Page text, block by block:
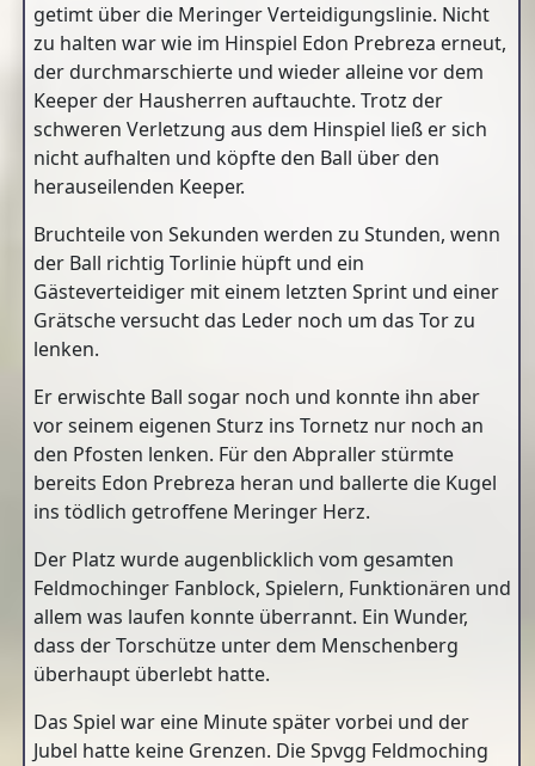
getimt über die Meringer Verteidigungslinie. Nicht
zu halten war wie im Hinspiel Edon Prebreza erneut,
der durchmarschierte und wieder alleine vor dem
Keeper der Hausherren auftauchte. Trotz der
schweren Verletzung aus dem Hinspiel ließ er sich
nicht aufhalten und köpfte den Ball über den
herauseilenden Keeper.
Bruchteile von Sekunden werden zu Stunden, wenn
der Ball richtig Torlinie hüpft und ein
Gästeverteidiger mit einem letzten Sprint und einer
Grätsche versucht das Leder noch um das Tor zu
lenken.
Er erwischte Ball sogar noch und konnte ihn aber
vor seinem eigenen Sturz ins Tornetz nur noch an
den Pfosten lenken. Für den Abpraller stürmte
bereits Edon Prebreza heran und ballerte die Kugel
ins tödlich getroffene Meringer Herz.
Der Platz wurde augenblicklich vom gesamten
Feldmochinger Fanblock, Spielern, Funktionären und
allem was laufen konnte überrannt. Ein Wunder,
dass der Torschütze unter dem Menschenberg
überhaupt überlebt hatte.
Das Spiel war eine Minute später vorbei und der
Jubel hatte keine Grenzen. Die Spvgg Feldmoching